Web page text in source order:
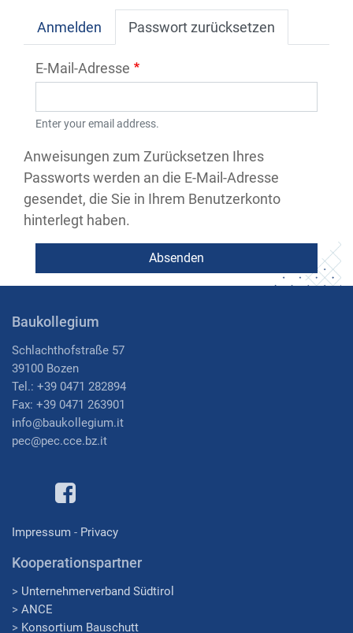
Primary
tabs
Anmelden Passwort zurücksetzen
E-Mail-Adresse
Enter your email address.
Anweisungen zum Zurücksetzen Ihres
Passworts werden an die E-Mail-Adresse
gesendet, die Sie in Ihrem Benutzerkonto
hinterlegt haben.
Baukollegium
Schlachthofstraße 57
39100 Bozen
Tel.: +39 0471 282894
Fax: +39 0471 263901
info@baukollegium.it
pec@pec.cce.bz.it
Impressum - Privacy
Kooperationspartner
> Unternehmerverband Südtirol
> ANCE
> Konsortium Bauschutt